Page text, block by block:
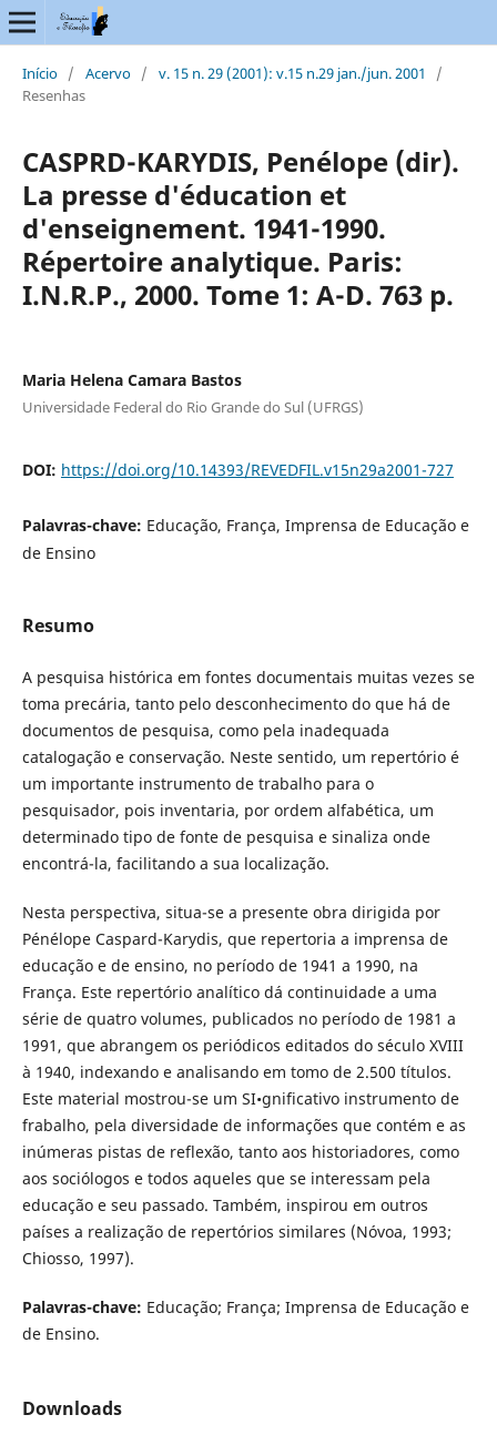
Início / Acervo / v. 15 n. 29 (2001): v.15 n.29 jan./jun. 2001
/
Resenhas
CASPRD-KARYDIS, Penélope (dir).
La presse d'éducation et
d'enseignement. 1941-1990.
Répertoire analytique. Paris:
I.N.R.P., 2000. Tome 1: A-D. 763 p.
Maria Helena Camara Bastos
Universidade Federal do Rio Grande do Sul (UFRGS)
DOI: https://doi.org/10.14393/REVEDFIL.v15n29a2001-727
Palavras-chave: Educação, França, Imprensa de Educação e
de Ensino
Resumo
A pesquisa histórica em fontes documentais muitas vezes se
toma precária, tanto pelo desconhecimento do que há de
documentos de pesquisa, como pela inadequada
catalogação e conservação. Neste sentido, um repertório é
um importante instrumento de trabalho para o
pesquisador, pois inventaria, por ordem alfabética, um
determinado tipo de fonte de pesquisa e sinaliza onde
encontrá-la, facilitando a sua localização.
Nesta perspectiva, situa-se a presente obra dirigida por
Pénélope Caspard-Karydis, que repertoria a imprensa de
educação e de ensino, no período de 1941 a 1990, na
França. Este repertório analítico dá continuidade a uma
série de quatro volumes, publicados no período de 1981 a
1991, que abrangem os periódicos editados do século XVIII
à 1940, indexando e analisando em tomo de 2.500 títulos.
Este material mostrou-se um SI•gnificativo instrumento de
frabalho, pela diversidade de informações que contém e as
inúmeras pistas de reflexão, tanto aos historiadores, como
aos sociólogos e todos aqueles que se interessam pela
educação e seu passado. Também, inspirou em outros
países a realização de repertórios similares (Nóvoa, 1993;
Chiosso, 1997).
Palavras-chave: Educação; França; Imprensa de Educação e
de Ensino.
Downloads